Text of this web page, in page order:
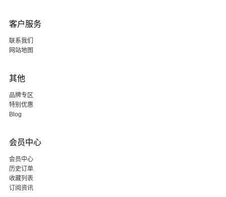
客户服务
联系我们
网站地图
其他
品牌专区
特别优惠
Blog
会员中心
会员中心
历史订单
收藏列表
订阅资讯